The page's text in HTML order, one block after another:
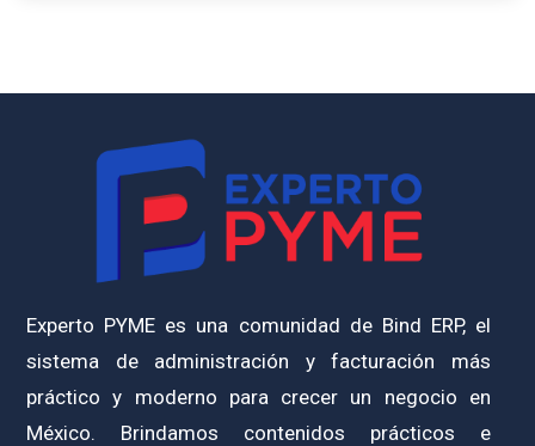
Experto PYME es una comunidad de Bind ERP, el
sistema de administración y facturación más
práctico y moderno para crecer un negocio en
México. Brindamos contenidos prácticos e